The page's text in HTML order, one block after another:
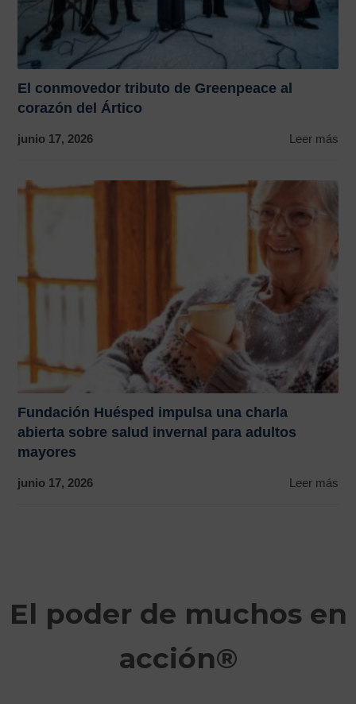
El conmovedor tributo de Greenpeace al
corazón del Ártico
junio 17, 2026 Leer más
Fundación Huésped impulsa una charla
abierta sobre salud invernal para adultos
mayores
junio 17, 2026 Leer más
El poder de muchos en
acción®